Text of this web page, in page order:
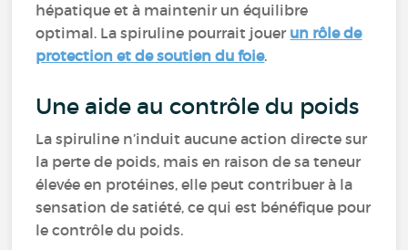
hépatique et à maintenir un équilibre
optimal. La spiruline pourrait jouer un rôle de
protection et de soutien du foie.
Une aide au contrôle du poids
La spiruline n’induit aucune action directe sur
la perte de poids, mais en raison de sa teneur
élevée en protéines, elle peut contribuer à la
sensation de satiété, ce qui est bénéfique pour
le contrôle du poids.